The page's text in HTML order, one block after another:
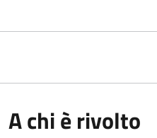
A chi è rivolto